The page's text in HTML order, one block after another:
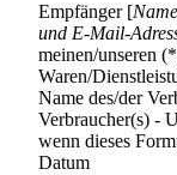
Empfänger [
und E-Mail-
meinen/unseren
Waren/
Name des/der
Verbraucher(s) -
wenn dieses
Datum